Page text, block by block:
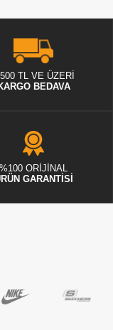
TL VE ÜZERİ
BEDAVA
%100 ORİJİNAL
GARANTİSİ